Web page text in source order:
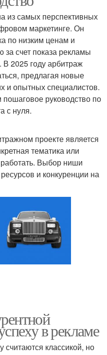
из самых перспективных
маркетинге. Он
по низким ценам и
счет показа рекламы
В 2025 году арбитраж
предлагая новые
и опытных специалистов.
руководство по
с нуля.
проекте является
тематика или
Выбор ниши
и конкуренции на
в рекламе
классикой, но